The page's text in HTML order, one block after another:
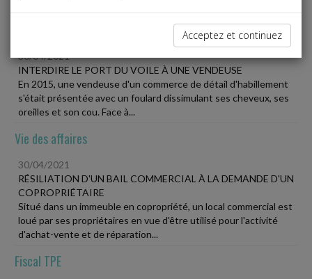
30/04/2021
INTERDIRE LE PORT DU VOILE À UNE VENDEUSE
En 2015, une vendeuse d'un commerce de détail d'habillement
s'était présentée avec un foulard dissimulant ses cheveux, ses
oreilles et son cou. Face à...
Vie des affaires
30/04/2021
RÉSILIATION D'UN BAIL COMMERCIAL À LA DEMANDE D'UN
COPROPRIÉTAIRE
Situé dans un immeuble en copropriété, un local commercial est
loué par ses propriétaires en vue d'être utilisé pour l'activité
d'achat-vente et de réparation...
Fiscal TPE
Acceptez et continuez